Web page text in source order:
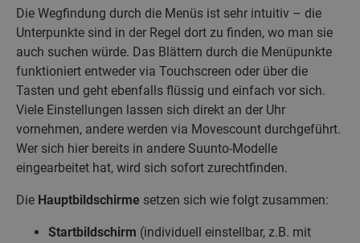
Die Wegfindung durch die Menüs ist sehr intuitiv – die
Unterpunkte sind in der Regel dort zu finden, wo man sie
auch suchen würde. Das Blättern durch die Menüpunkte
funktioniert entweder via Touchscreen oder über die
Tasten und geht ebenfalls flüssig und einfach vor sich.
Viele Einstellungen lassen sich direkt an der Uhr
vornehmen, andere werden via Movescount durchgeführt.
Wer sich hier bereits in andere Suunto-Modelle
eingearbeitet hat, wird sich sofort zurechtfinden.
Die Hauptbildschirme setzen sich wie folgt zusammen:
Startbildschirm (individuell einstellbar, z.B. mit